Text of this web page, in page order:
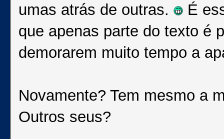
umas atrás de outras.
É
que apenas parte do texto é
demorarem muito tempo a
Novamente? Tem mesmo a
Outros seus?